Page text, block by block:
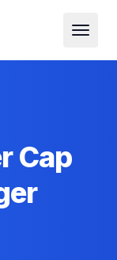
Cap